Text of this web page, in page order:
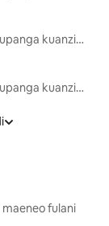
Nyumba za kupanga kuanzia mwezi mmoja
Nyumba za kupanga kuanzia mwezi mmoja
fulani